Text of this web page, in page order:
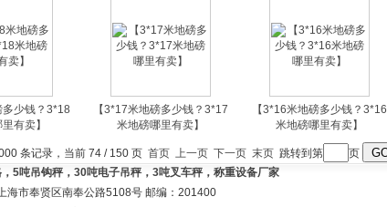
多少钱？3*18
有卖】
【3*17米地磅多少钱？3*17
米地磅哪里有卖】
【3*16米地磅多少钱？3*16
米地磅哪里有卖】
条记录，当前 74 / 150 页 首页 上一页 下一页 末页跳转到第
页
5吨吊钩秤，30吨电子吊秤，3吨叉车秤，称重设备厂家
海市奉贤区南奉公路5108号 邮编：201400